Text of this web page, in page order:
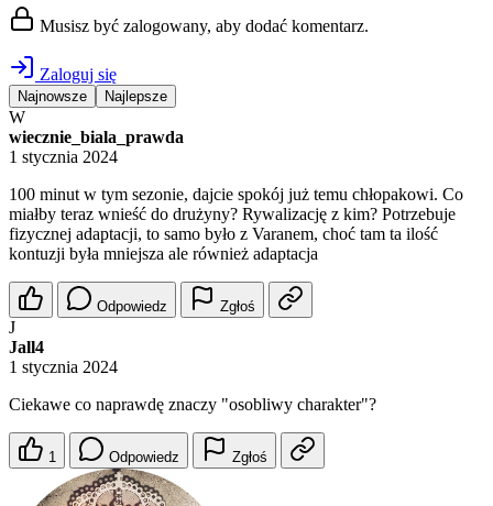
Musisz być zalogowany, aby dodać komentarz.
Zaloguj się
Najnowsze Najlepsze
W
wiecznie_biala_prawda
1 stycznia 2024
100 minut w tym sezonie, dajcie spokój już temu chłopakowi. Co
miałby teraz wnieść do drużyny? Rywalizację z kim? Potrzebuje
fizycznej adaptacji, to samo było z Varanem, choć tam ta ilość
kontuzji była mniejsza ale również adaptacja
Odpowiedz Zgłoś
J
Jall4
1 stycznia 2024
Ciekawe co naprawdę znaczy "osobliwy charakter"?
1 Odpowiedz Zgłoś